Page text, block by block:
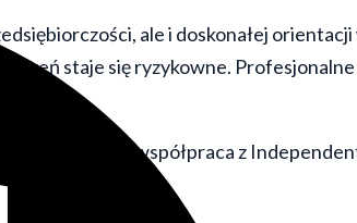
ale i doskonałej
staje się ryzykowne. Profesjonalne
i dlaczego współpraca z